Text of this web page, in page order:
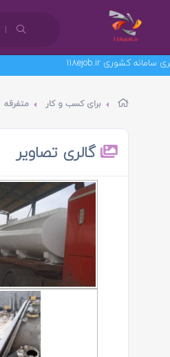
برای کسب و کار متفرقه
گالری تصاویر